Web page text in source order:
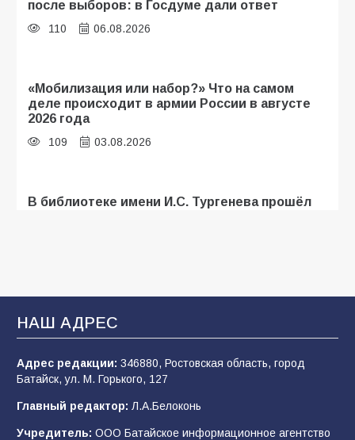
после выборов: в Госдуме дали ответ
110 06.08.2026
«Мобилизация или набор?» Что на самом
деле происходит в армии России в августе
2026 года
109 03.08.2026
В библиотеке имени И.С. Тургенева прошёл
В Батайске продолжаются дорожные работы
107 04.08.2026
строительные профессии в ходе
спортивного праздника
НАШ АДРЕС
Адрес редакции: 346880, Ростовская область, город
Батайск, ул. М. Горького, 127
Главный редактор: Л.А.Белоконь
Учредитель: ООО Батайское информационное агентство